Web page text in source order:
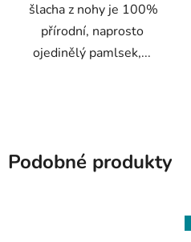
šlacha z nohy je 100%
přírodní, naprosto
ojedinělý pamlsek,...
Podobné produkty